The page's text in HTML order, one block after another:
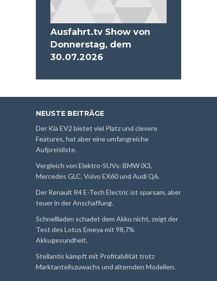
Ausfahrt.tv Show von
Donnerstag, dem
30.07.2026
NEUSTE BEITRÄGE
Der Kia EV2 bietet viel Platz und clevere
Features, hat aber eine umfangreiche
Aufpreisliste.
Vergleich von Elektro-SUVs: BMW iX3,
Mercedes GLC, Volvo EX60 und Audi Q6.
Der Renault R4 E-Tech Electric ist sparsam, aber
teuer in der Anschaffung.
Schnellladen schadet dem Akku nicht, zeigt der
Test des Lotus Emeya mit 98,7%
Akkugesundheit.
Stellantis kämpft mit Profitabilität trotz
Marktanteilszuwachs und alternden Modellen.